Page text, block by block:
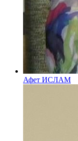
Афет ИСЛАМ